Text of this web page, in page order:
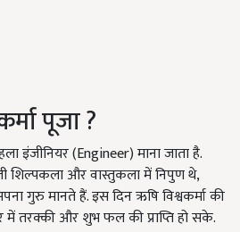
पूजा ?
इंजीनियर (Engineer) माना जाता है.
जी शिल्पकला और वास्तुकला में निपुण थे,
गुरु मानते हैं. इस दिन ऋषि विश्वकर्मा की
में तरक्की और शुभ फल की प्राप्ति हो सके.